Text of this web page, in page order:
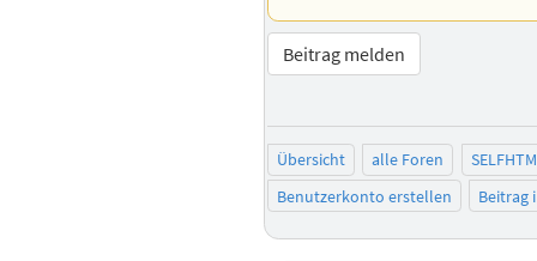
Beitrag melden
Übersicht alle Foren
Benutzerkonto erstellen
Beitrag